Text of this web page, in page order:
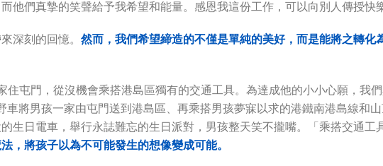
他們真摯的笑聲給予我希望和能量。感恩我這份工作，可以向別人傳授快
深刻的回憶。 然而，我們希望締造的不僅是單純的美好，而是能將之轉化
屯門，從沒機會乘搭港島區獨有的交通工具。為達成他的小小心願，我
將男孩一家由屯門送到港島區、再乘搭男孩夢寐以求的港鐵南港島線和
生日電車，舉行永誌難忘的生日派對，男孩整天笑不攏嘴。「乘搭交通工
，將孩子以為不可能發生的想像變成可能。